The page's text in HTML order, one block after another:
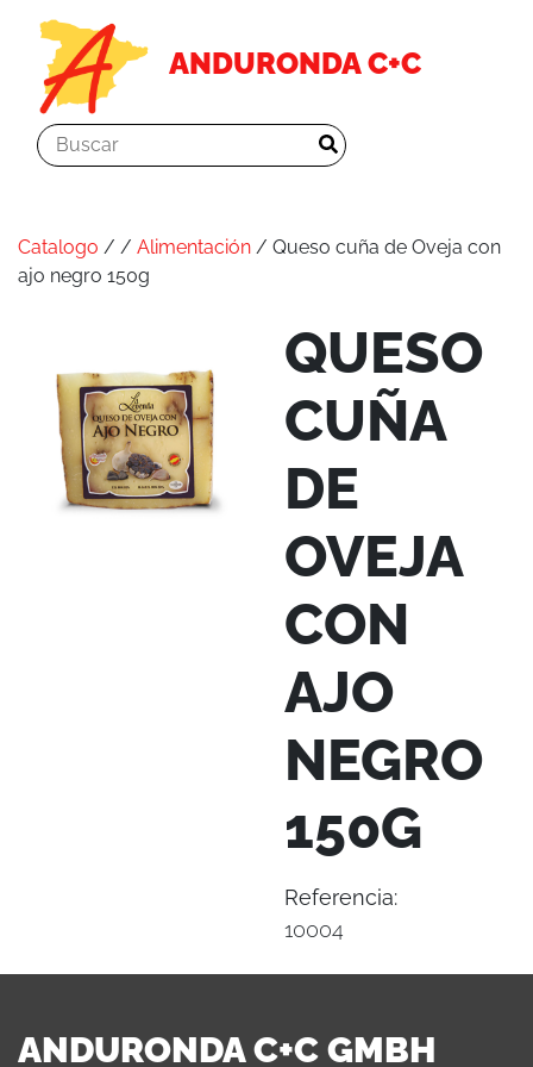
ANDURONDA C+C
Catalogo / / Alimentación / Queso cuña de Oveja con
ajo negro 150g
QUESO
CUÑA
DE
OVEJA
CON
AJO
NEGRO
150G
Referencia:
10004
ANDURONDA C+C GMBH